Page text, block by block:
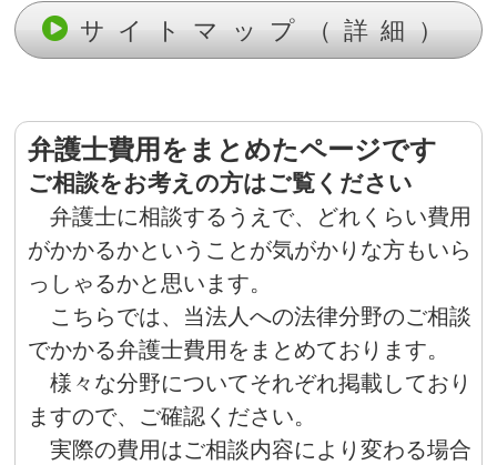
サイトマップ（詳細）
弁護士費用をまとめたページです
ご相談をお考えの方はご覧ください
弁護士に相談するうえで、どれくらい費用
がかかるかということが気がかりな方もいら
っしゃるかと思います。
こちらでは、当法人への法律分野のご相談
でかかる弁護士費用をまとめております。
様々な分野についてそれぞれ掲載しており
ますので、ご確認ください。
実際の費用はご相談内容により変わる場合